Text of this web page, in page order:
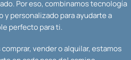
Por eso, combinamos tecnología
y personalizado para ayudarte a
perfecto para ti.
vender o alquilar, estamos